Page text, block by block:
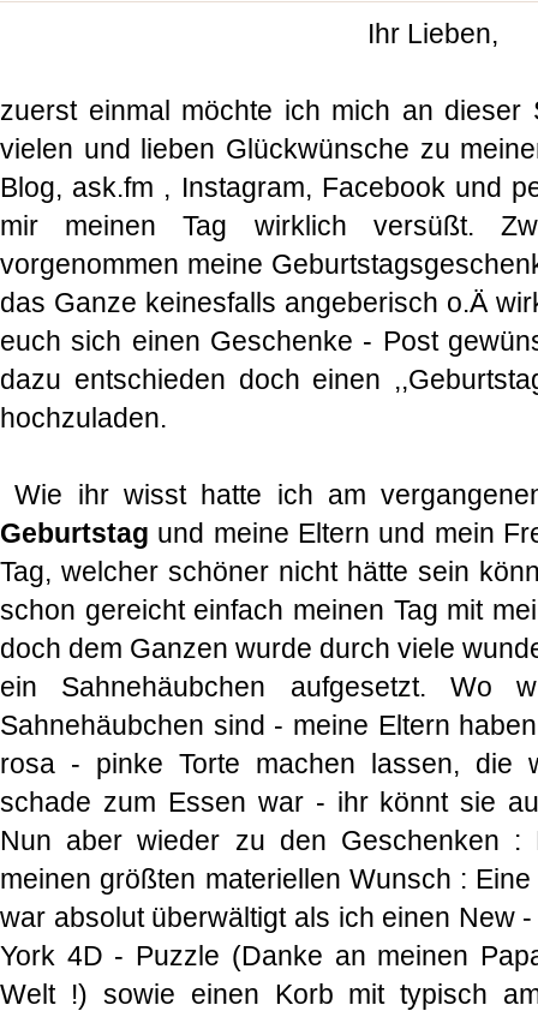
Ihr Lieben,
zuerst einmal möchte ich mich an dieser
vielen und lieben Glückwünsche zu
Blog, ask.fm , Instagram, Facebook und
mir meinen Tag wirklich versüßt.
vorgenommen meine
das Ganze keinesfalls angeberisch o.Ä
euch sich einen Geschenke - Post
dazu entschieden doch einen
hochzuladen.
Wie ihr wisst hatte ich am
Geburtstag und meine Eltern und mein
Tag, welcher schöner nicht hätte sein
schon gereicht einfach meinen Tag mit
doch dem Ganzen wurde durch viele
ein Sahnehäubchen aufgesetzt. Wo
Sahnehäubchen sind - meine Eltern
rosa - pinke Torte machen lassen, die
schade zum Essen war - ihr könnt sie
Nun aber wieder zu den Geschenken :
meinen größten materiellen Wunsch :
war absolut überwältigt als ich einen New
York 4D - Puzzle (Danke an meinen
Welt !) sowie einen Korb mit typisch